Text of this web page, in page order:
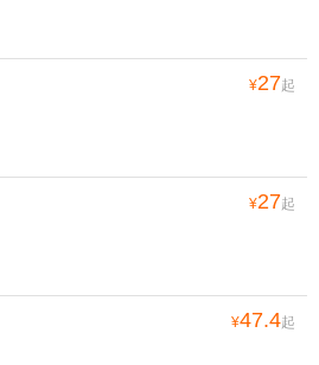
¥27起
¥27起
¥47.4起